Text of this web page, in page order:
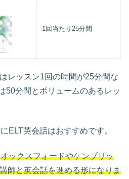
1回当たり25分間
レッスン1回の時間が25分間な
50分間とボリュームのあるレッ
ELT英会話はおすすめです。
オックスフォードやケンブリッ
師と英会話を進める形になりま